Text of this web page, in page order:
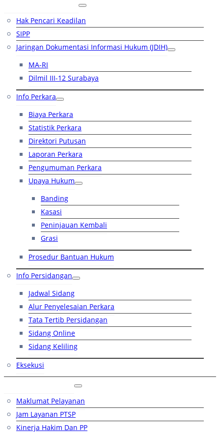
Hak Pencari Keadilan
SIPP
Jaringan Dokumentasi Informasi Hukum (JDIH)
MA-RI
Dilmil III-12 Surabaya
Info Perkara
Biaya Perkara
Statistik Perkara
Direktori Putusan
Laporan Perkara
Pengumuman Perkara
Upaya Hukum
Banding
Kasasi
Peninjauan Kembali
Grasi
Prosedur Bantuan Hukum
Info Persidangan
Jadwal Sidang
Alur Penyelesaian Perkara
Tata Tertib Persidangan
Sidang Online
Sidang Keliling
Eksekusi
Maklumat Pelayanan
Jam Layanan PTSP
Kinerja Hakim Dan PP